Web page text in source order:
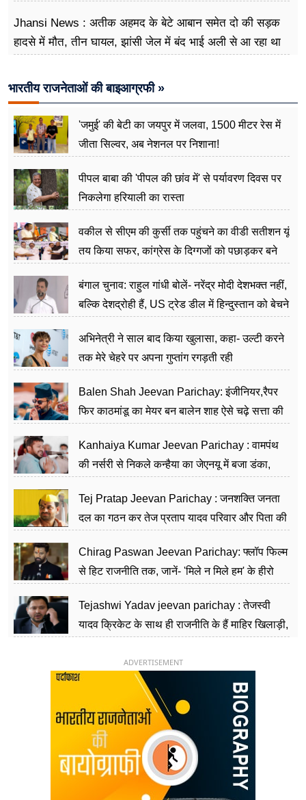
Jhansi News : अतीक अहमद के बेटे आबान समेत दो की सड़क
हादसे में मौत, तीन घायल, झांसी जेल में बंद भाई अली से आ रहा था
भारतीय राजनेताओं की बाइआग्रफी »
'जमुई' की बेटी का जयपुर में जलवा, 1500 मीटर रेस में
जीता सिल्वर, अब नेशनल पर निशाना!
पीपल बाबा की 'पीपल की छांव में' से पर्यावरण दिवस पर
निकलेगा हरियाली का रास्ता
वकील से सीएम की कुर्सी तक पहुंचने का वीडी सतीशन यूं
तय किया सफर, कांग्रेस के दिग्गजों को पछाड़कर बने
बंगाल चुनाव: राहुल गांधी बोलें- नरेंद्र मोदी देशभक्त नहीं,
बल्कि देशद्रोही हैं, US ट्रेड डील में हिन्दुस्तान को बेचने
अभिनेत्री ने साल बाद किया खुलासा, कहा- उल्टी करने
तक मेरे चेहरे पर अपना गुप्तांग रगड़ती रही
Balen Shah Jeevan Parichay: इंजीनियर,रैपर
फिर काठमांडू का मेयर बन बालेन शाह ऐसे चढ़े सत्ता की
Kanhaiya Kumar Jeevan Parichay : वामपंथ
की नर्सरी से निकले कन्हैया का जेएनयू में बजा डंका,
Tej Pratap Jeevan Parichay : जनशक्ति जनता
दल का गठन कर तेज प्रताप यादव परिवार और पिता की
Chirag Paswan Jeevan Parichay: फ्लॉप फिल्म
से हिट राजनीति तक, जानें- 'मिले न मिले हम' के हीरो
Tejashwi Yadav jeevan parichay : तेजस्वी
यादव क्रिकेट के साथ ही राजनीति के हैं माहिर खिलाड़ी,
ADVERTISEMENT